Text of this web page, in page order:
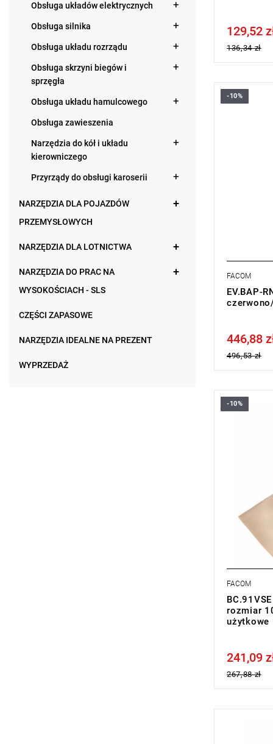
Obsługa układów elektrycznych
Obsługa silnika
Obsługa układu rozrządu
Obsługa skrzyni biegów i
sprzęgła
Obsługa układu hamulcowego
Obsługa zawieszenia
Narzędzia do kół i układu
kierowniczego
Przyrządy do obsługi karoserii
NARZĘDZIA DLA POJAZDÓW
PRZEMYSŁOWYCH
NARZĘDZIA DLA LOTNICTWA
NARZĘDZIA DO PRAC NA
WYSOKOŚCIACH - SLS
CZĘŚCI ZAPASOWE
NARZĘDZIA IDEALNE NA PREZENT
WYPRZEDAŻ
Price tax
129,52
136,34 zł
Wysokość:
-10%
FACOM
EV.BAP-
Price tax
446,88
496,53 zł
• Rozmiar:
• Napięcie
-10%
FACOM
rozmiar
użytkowe
Price tax
241,09
267,88 zł
• Wózek z